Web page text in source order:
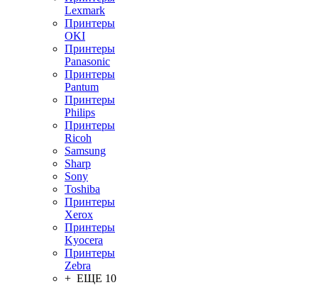
Lexmark
Принтеры
OKI
Принтеры
Panasonic
Принтеры
Pantum
Принтеры
Philips
Принтеры
Ricoh
Samsung
Sharp
Sony
Toshiba
Принтеры
Xerox
Принтеры
Kyocera
Принтеры
Zebra
+ ЕЩЕ 10